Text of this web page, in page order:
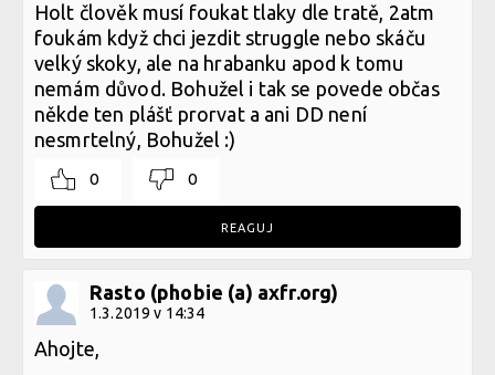
Holt člověk musí foukat tlaky dle tratě, 2atm
foukám když chci jezdit struggle nebo skáču
velký skoky, ale na hrabanku apod k tomu
nemám důvod. Bohužel i tak se povede občas
někde ten plášť prorvat a ani DD není
nesmrtelný, Bohužel :)
0 0
REAGUJ
Rasto (phobie (a) axfr.org)
1.3.2019 v 14:34
Ahojte,